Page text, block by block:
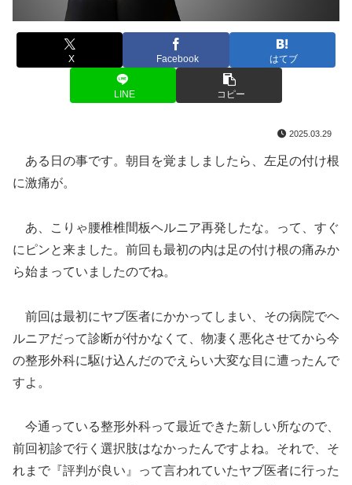
X Facebook はてブ
LINE コピー
2025.03.29
ある日の事です。朝目を覚ましましたら、左足の付け根
に激痛が。
あ、こりゃ腰椎椎間板ヘルニア再発したな。って、すぐ
にピンと来ました。前回も最初の内は足の付け根の痛みか
ら始まっていましたのでね。
前回は最初にヤブ医者にかかってしまい、その病院でヘ
ルニアだって診断が付かなくて、物凄く悪化させてから今
の整形外科に駆け込んだのでえらい大変な目に遭ったんで
すよ。
今通っている整形外科って最近できた新しい所なので、
前回初診で行く選択肢はなかったんですよね。それで、そ
れまで『評判が良い』って言われていたヤブ医者に行った